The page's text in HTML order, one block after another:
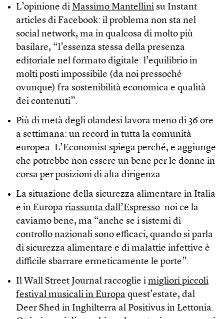
L’opinione di Massimo Mantellini su Instant
articles di Facebook: il problema non sta nel
social network, ma in qualcosa di molto più
basilare, “l’essenza stessa della presenza
editoriale nel formato digitale: l’equilibrio in
molti posti impossibile (da noi pressoché
ovunque) fra sostenibilità economica e qualità
dei contenuti”.
Più di metà degli olandesi lavora meno di 36 ore
a settimana: un record in tutta la comunità
europea. L’Economist spiega perché, e aggiunge
che potrebbe non essere un bene per le donne in
corsa per posizioni di alta dirigenza.
La situazione della sicurezza alimentare in Italia
e in Europa riassunta dall’Espresso: noi ce la
caviamo bene, ma “anche se i sistemi di
controllo nazionali sono efficaci, quando si parla
di sicurezza alimentare e di malattie infettive è
difficile sbarrare ermeticamente le porte”.
Il Wall Street Journal raccoglie i migliori piccoli
festival musicali in Europa quest’estate, dal
Deer Shed in Inghilterra al Positivus in Lettonia.